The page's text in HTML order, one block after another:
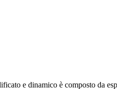
e dinamico è composto da